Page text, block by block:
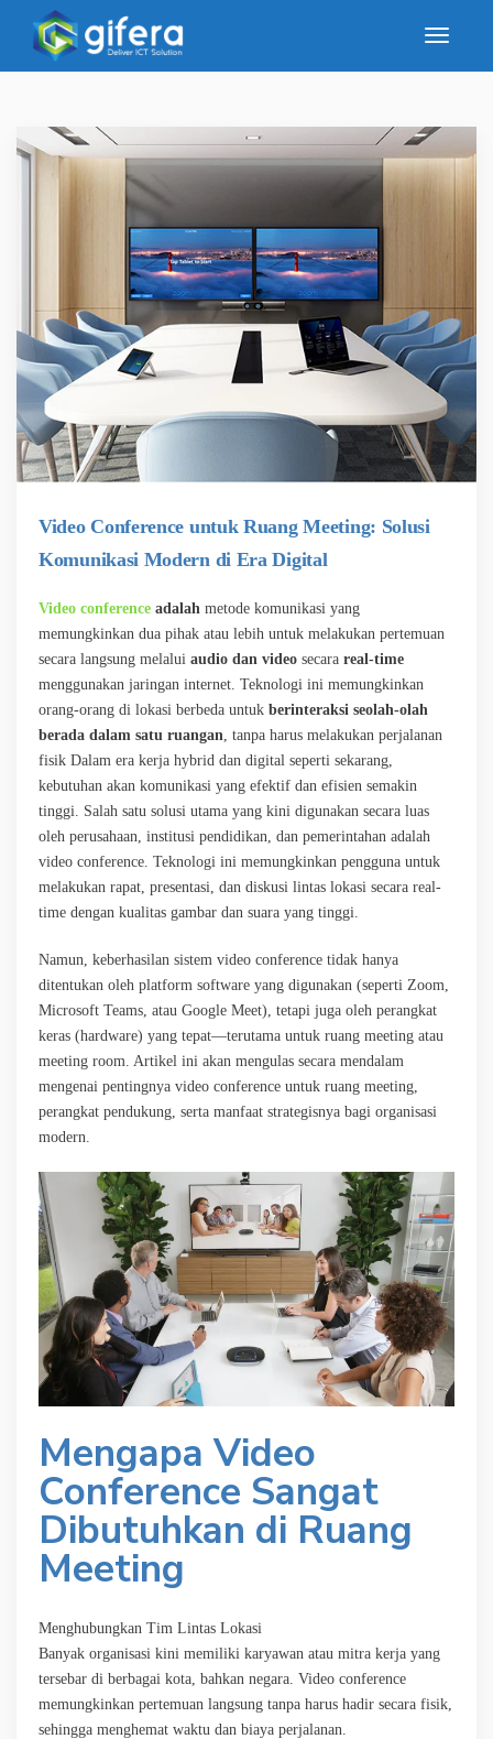
Video Conference untuk Ruang Meeting: Solusi
Komunikasi Modern di Era Digital
Video conference adalah metode komunikasi yang
memungkinkan dua pihak atau lebih untuk melakukan pertemuan
secara langsung melalui audio dan video secara real-time
menggunakan jaringan internet. Teknologi ini memungkinkan
orang-orang di lokasi berbeda untuk berinteraksi seolah-olah
berada dalam satu ruangan, tanpa harus melakukan perjalanan
fisik Dalam era kerja hybrid dan digital seperti sekarang,
kebutuhan akan komunikasi yang efektif dan efisien semakin
tinggi. Salah satu solusi utama yang kini digunakan secara luas
oleh perusahaan, institusi pendidikan, dan pemerintahan adalah
video conference. Teknologi ini memungkinkan pengguna untuk
melakukan rapat, presentasi, dan diskusi lintas lokasi secara real-
time dengan kualitas gambar dan suara yang tinggi.
Namun, keberhasilan sistem video conference tidak hanya
ditentukan oleh platform software yang digunakan (seperti Zoom,
Microsoft Teams, atau Google Meet), tetapi juga oleh perangkat
keras (hardware) yang tepat—terutama untuk ruang meeting atau
meeting room. Artikel ini akan mengulas secara mendalam
mengenai pentingnya video conference untuk ruang meeting,
perangkat pendukung, serta manfaat strategisnya bagi organisasi
modern.
Mengapa Video
Conference Sangat
Dibutuhkan di Ruang
Meeting
Menghubungkan Tim Lintas Lokasi
Banyak organisasi kini memiliki karyawan atau mitra kerja yang
tersebar di berbagai kota, bahkan negara. Video conference
memungkinkan pertemuan langsung tanpa harus hadir secara fisik,
sehingga menghemat waktu dan biaya perjalanan.